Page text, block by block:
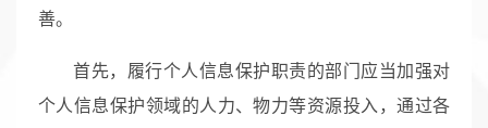
善。
首先，履行个人信息保护职责的部门应当加强对
个人信息保护领域的人力、物力等资源投入，通过各